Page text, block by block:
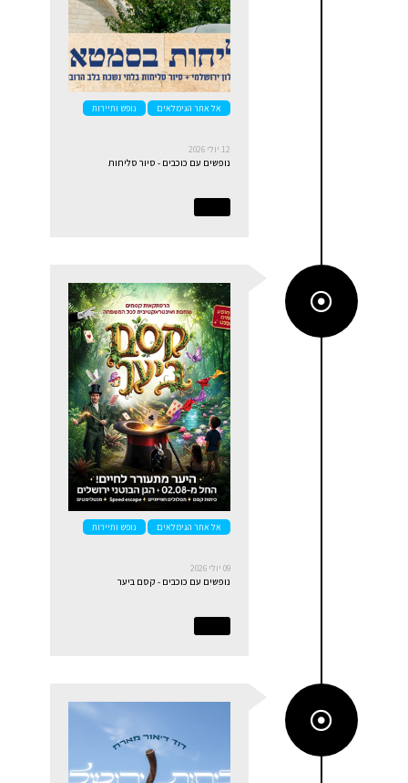
אל אתר הגימלאים נופש ותיירות
12 יולי 2026
נופשים עם כוכבים - סיור סליחות
אל אתר הגימלאים נופש ותיירות
09 יולי 2026
נופשים עם כוכבים - קסם ביער